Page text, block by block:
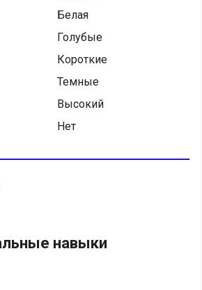
Белая
Голубые
Короткие
Темные
Высокий
Нет
навыки